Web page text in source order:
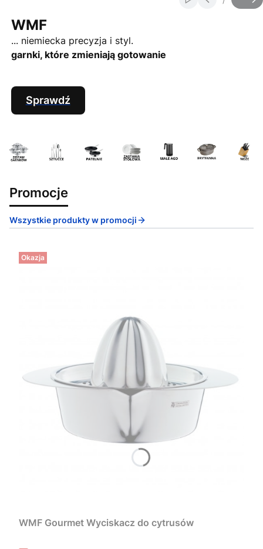
Slajd
z
WMF
... niemiecka precyzja i styl.
garnki, które zmieniają gotowanie
Sprawdź
Promocje
Wszystkie produkty w promocji
Okazja
WMF Gourmet Wyciskacz do cytrusów